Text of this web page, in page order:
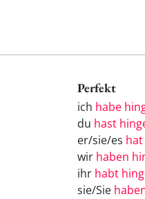
Perfekt
ich habe
du hast
er/sie/es
wir haben
ihr habt
sie/Sie